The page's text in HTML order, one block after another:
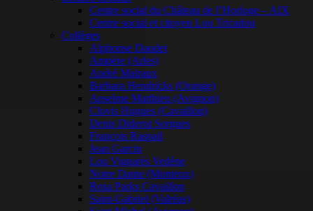
Centre social du Château de l’Horloge – AIX
Centre social et citoyen Lou Tricadou
Collèges
Alphonse Daudet
Ampère (Arles)
André Malraux
Barbara Hendricks (Orange)
Anselme Matthieu (Avignon)
Clovis Hugues (Cavaillon)
Denis Diderot Sorgues
François Raspail
Jean Garcin
Lou Vignarès Vedène
Notre Dame (Monteux)
Rosa Parks Cavaillon
Saint-Gabriel (Valréas)